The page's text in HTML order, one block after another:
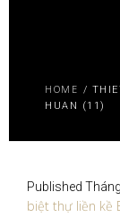
HOME /
HUAN (11)
Published
biệt thự liền kề